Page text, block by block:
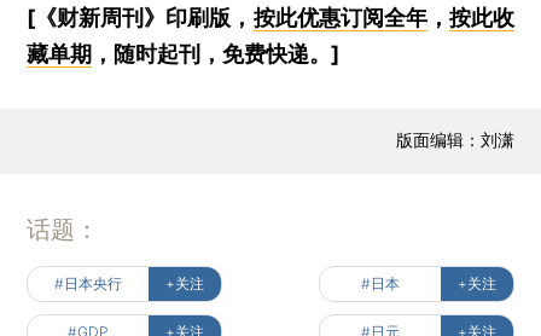
[《财新周刊》印刷版， 按此优惠订阅全年， 按此收
藏单期 ，随时起刊，免费快递。]
版面编辑：刘潇
话题：
#日本央行 +关注 #日本 +关注
#GDP +关注 #日元 +关注